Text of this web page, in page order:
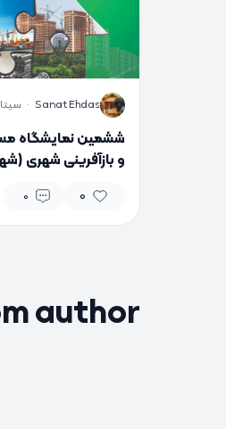
S
Sanat Ehdas
· سپتامبر
ششمین نمایشگاه
و بازآفرینی شهری
0
0
author